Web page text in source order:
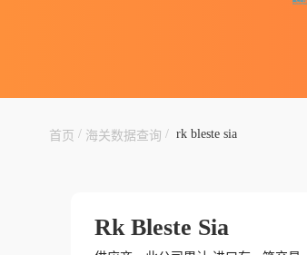
首页 / 海关数据查询 / rk bleste sia
Rk Bleste Sia